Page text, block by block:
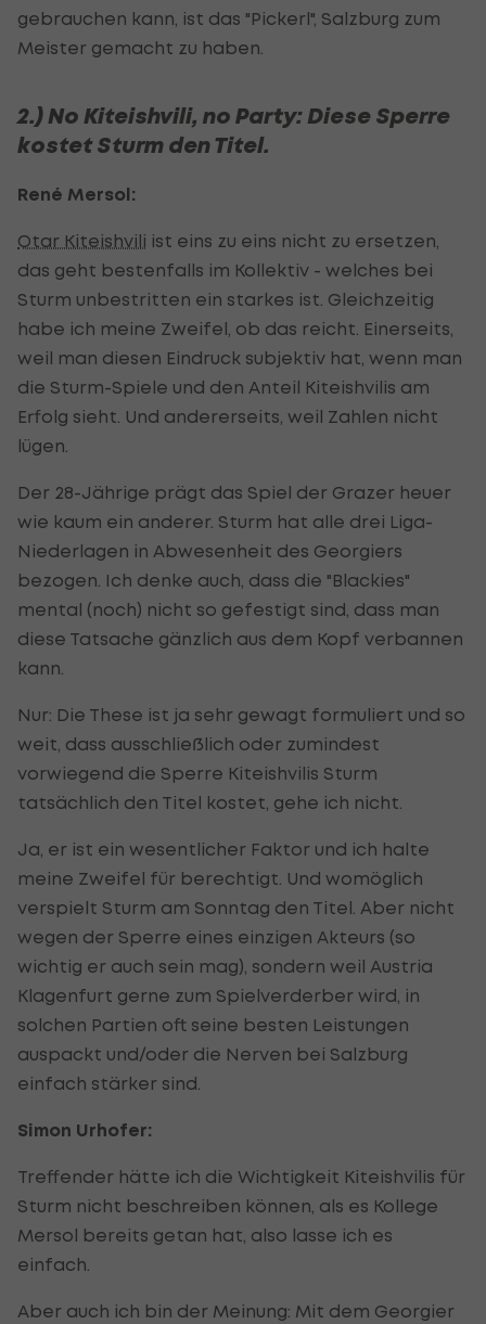
gebrauchen kann, ist das "Pickerl", Salzburg zum
Meister gemacht zu haben.
2.) No Kiteishvili, no Party: Diese Sperre
kostet Sturm den Titel.
René Mersol:
Otar Kiteishvili ist eins zu eins nicht zu ersetzen,
das geht bestenfalls im Kollektiv - welches bei
Sturm unbestritten ein starkes ist. Gleichzeitig
habe ich meine Zweifel, ob das reicht. Einerseits,
weil man diesen Eindruck subjektiv hat, wenn man
die Sturm-Spiele und den Anteil Kiteishvilis am
Erfolg sieht. Und andererseits, weil Zahlen nicht
lügen.
Der 28-Jährige prägt das Spiel der Grazer heuer
wie kaum ein anderer. Sturm hat alle drei Liga-
Niederlagen in Abwesenheit des Georgiers
bezogen. Ich denke auch, dass die "Blackies"
mental (noch) nicht so gefestigt sind, dass man
diese Tatsache gänzlich aus dem Kopf verbannen
kann.
Nur: Die These ist ja sehr gewagt formuliert und so
weit, dass ausschließlich oder zumindest
vorwiegend die Sperre Kiteishvilis Sturm
tatsächlich den Titel kostet, gehe ich nicht.
Ja, er ist ein wesentlicher Faktor und ich halte
meine Zweifel für berechtigt. Und womöglich
verspielt Sturm am Sonntag den Titel. Aber nicht
wegen der Sperre eines einzigen Akteurs (so
wichtig er auch sein mag), sondern weil Austria
Klagenfurt gerne zum Spielverderber wird, in
solchen Partien oft seine besten Leistungen
auspackt und/oder die Nerven bei Salzburg
einfach stärker sind.
Simon Urhofer:
Treffender hätte ich die Wichtigkeit Kiteishvilis für
Sturm nicht beschreiben können, als es Kollege
Mersol bereits getan hat, also lasse ich es
einfach.
Aber auch ich bin der Meinung: Mit dem Georgier